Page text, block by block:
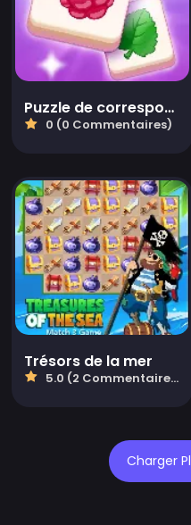
Puzzle de correspondance de carreaux
0 (0 Commentaires)
Trésors de la mer
5.0 (2 Commentaires)
Charger